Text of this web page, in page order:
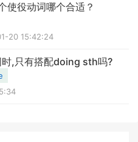
使役动词哪个合适？
20 15:42:24
,只有搭配doing sth吗?